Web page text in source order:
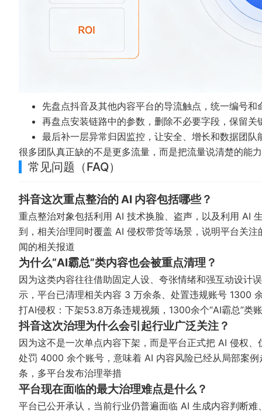
先盘点抖音及其他内容平台的导流触点，统一编号和
再盘点安装链路中的参数，删除不必要字段，保留关
最后补一层异常归因监控，让安全、增长和数据团
很多团队真正缺的不是更多流量，而是把流量说清楚的能
常见问题（FAQ）
抖音这次重点整治的 AI 内容包括哪些？
重点整治对象包括利用 AI 技术换脸、盗声，以及利用 AI
到，相关治理同时覆盖 AI 侵权带货等场景，说明平台关
闻的相关报道
为什么“AI霸总”类内容也会被重点清理？
因为这类内容往往借助固定人设、夸张情绪和强互动设计
示，平台已清理相关内容 3 万余条、处置违规账号 1300
打AI侵权：下架53.8万条违规视频，1300余个“AI霸总”类
抖音这次治理为什么会引起行业广泛关注？
因为这不是一次单点内容下架，而是平台正式把 AI 侵权
处罚 4000 余个账号，意味着 AI 内容风险已经从局部案
条，多平台发布治理举措
平台现在面临的最大治理难点是什么？
平台已公开承认，当前行业仍普遍面临 AI 生成内容判断